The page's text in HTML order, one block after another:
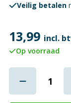
Veilig betalen
13,99 incl.
Op voorraad